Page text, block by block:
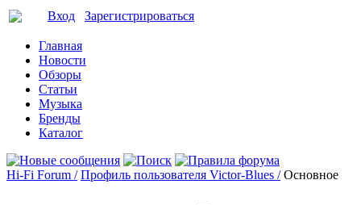
Вход Зарегистрироваться
Главная
Новости
Обзоры
Статьи
Музыка
Бренды
Каталог
Hi-Fi Forum / Профиль пользователя Victor-Blues / Основное